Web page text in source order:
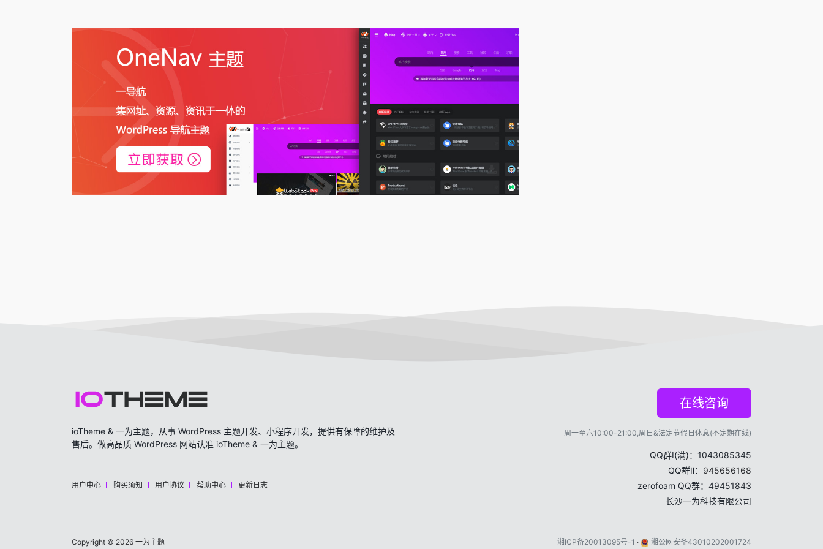
ioTheme & 一为主题，从事 WordPress 主题开发、小程序开发，提供有保障的维护及
售后。做高品质 WordPress 网站认准 ioTheme & 一为主题。
用户中心 购买须知 用户协议 帮助中心 更新日志
在线咨询
周一至六10:00-21:00,周日&法定节假日休息(不定期在线)
QQ群Ⅰ(满)：1043085345
QQ群Ⅱ： 945656168
zerofoam QQ群：49451843
长沙一为科技有限公司
Copyright © 2026 一为主题 湘ICP备20013095号-1 · 湘公网安备43010202001724